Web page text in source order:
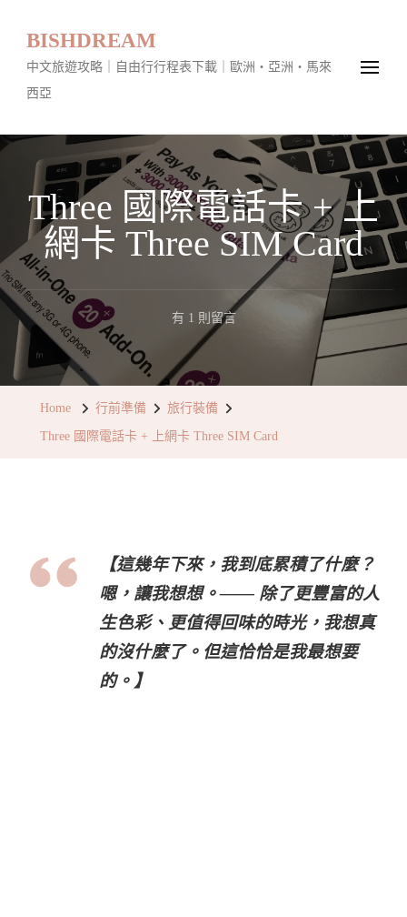
BISHDREAM
中文旅遊攻略｜自由行行程表下載｜歐洲・亞洲・馬來
西亞
Three 國際電話卡 + 上
網卡 Three SIM Card
在
〈Three
國
網
卡
SIM
Card〉
有 1 則留言
Home 行前準備 旅行裝備
Three 國際電話卡 + 上網卡 Three SIM Card
【這幾年下來，我到底累積了什麼？
嗯，讓我想想。—— 除了更豐富的人
生色彩、更值得回味的時光，我想真
的沒什麼了。但這恰恰是我最想要
的。】